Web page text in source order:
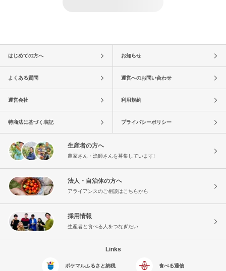
はじめての方へ お知らせ
よくある質問 運営へのお問い合わせ
運営会社 利用規約
特商法に基づく表記 プライバシーポリシー
生産者の方へ
農家さん・漁師さんを募集しています!
法人・自治体の方へ
アライアンスのご相談はこちらから
採用情報
生産者と食べる人をつなぎたい
Links
ポケマルふるさと納税 食べる通信